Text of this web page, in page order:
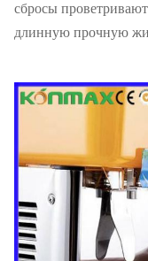
сбросы
длинную прочную